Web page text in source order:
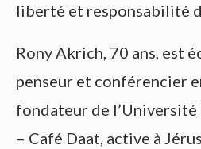
liberté et responsabilité
Rony Akrich, 70 ans, est
penseur et conférencier
fondateur de
– Café Daat, active à